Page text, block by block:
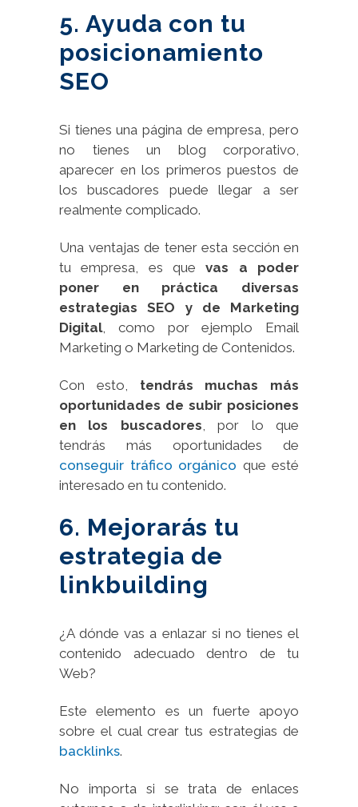
5. Ayuda con tu
posicionamiento
SEO
Si tienes una página de empresa, pero
no tienes un blog corporativo,
aparecer en los primeros puestos de
los buscadores puede llegar a ser
realmente complicado.
Una ventajas de tener esta sección en
tu empresa, es que vas a poder
poner en práctica diversas
estrategias SEO y de Marketing
Digital, como por ejemplo Email
Marketing o Marketing de Contenidos.
Con esto, tendrás muchas más
oportunidades de subir posiciones
en los buscadores , por lo que
tendrás más oportunidades de
conseguir tráfico orgánico que esté
interesado en tu contenido.
6. Mejorarás tu
estrategia de
linkbuilding
¿A dónde vas a enlazar si no tienes el
contenido adecuado dentro de tu
Web?
Este elemento es un fuerte apoyo
sobre el cual crear tus estrategias de
backlinks.
No importa si se trata de enlaces